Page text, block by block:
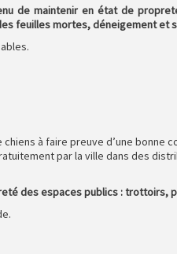
de maintenir en état de
feuilles mortes, déneigement et
à faire preuve d’une bonne
par la ville dans des
des espaces publics : trottoirs,